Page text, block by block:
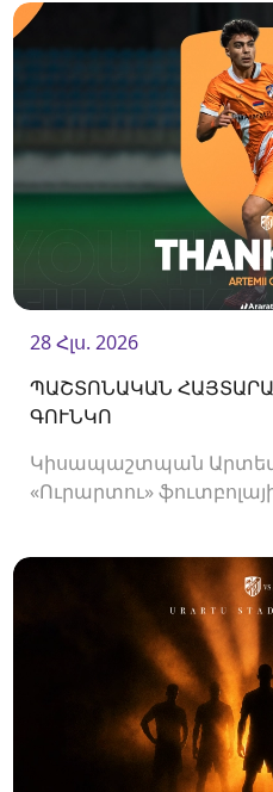
մեկնարկի մասին։
28 Հլս. 2026
ՊԱՇՏՈՆԱԿԱՆ
ԳՈՒՆԿՈ
Կիսապաշտպան
«Ուրարտու»